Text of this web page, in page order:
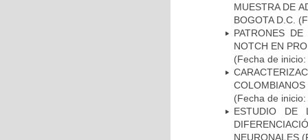
MUESTRA DE
BOGOTA D.C.
PATRONES
NOTCH EN
(Fecha de
(Fecha de
ESTUDIO DE
NEURONALES